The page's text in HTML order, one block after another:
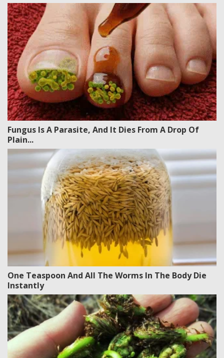
Fungus Is A Parasite, And It Dies From A Drop Of
Plain...
One Teaspoon And All The Worms In The Body Die
Instantly